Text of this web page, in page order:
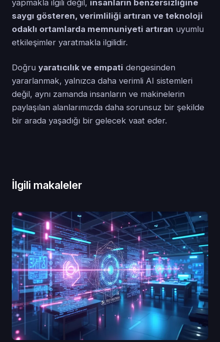
yapmakla ilgili değil, insanların benzersizliğine
saygı gösteren, verimliliği artıran ve teknoloji
odaklı ortamlarda memnuniyeti artıran uyumlu
etkileşimler yaratmakla ilgilidir.
Doğru yaratıcılık ve empati dengesinden
yararlanmak, yalnızca daha verimli AI sistemleri
değil, aynı zamanda insanların ve makinelerin
paylaşılan alanlarımızda daha sorunsuz bir şekilde
bir arada yaşadığı bir gelecek vaat eder.
İlgili makaleler